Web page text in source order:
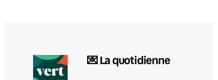
💌 La quotidienne